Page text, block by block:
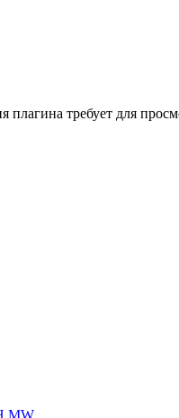
плагина требует для
MW